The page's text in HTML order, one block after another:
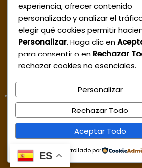
Sede 1: Centro, Calle de la Cruz,
segundo piso / Sede 2 : Centro
del aguardiente
© 2026
ES
experiencia, ofrecer contenido
personalizado y analizar el
elegir qué cookies permitir
Personalizar. Haga clic en
para consentir o en Rechazar
rechazar cookies no esenciales.
Personalizar
Rechazar Todo
Aceptar Todo
Desarrollado por